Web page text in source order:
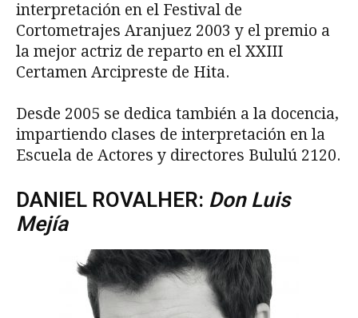
interpretación en el Festival de
Cortometrajes Aranjuez 2003 y el premio a
la mejor actriz de reparto en el XXIII
Certamen Arcipreste de Hita.
Desde 2005 se dedica también a la docencia,
impartiendo clases de interpretación en la
Escuela de Actores y directores Bululú 2120.
DANIEL ROVALHER: Don Luis
Mejía